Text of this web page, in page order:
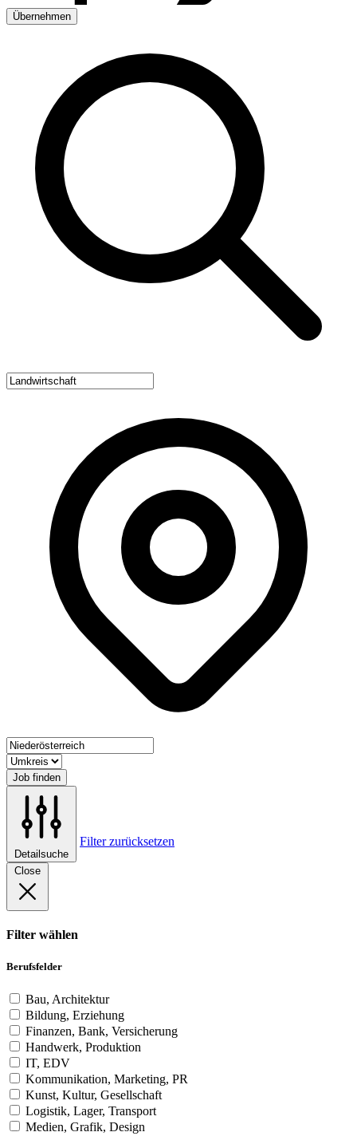
Übernehmen
Job finden
Detailsuche
Filter zurücksetzen
Close
Filter wählen
Berufsfelder
Bau, Architektur
Bildung, Erziehung
Finanzen, Bank, Versicherung
Handwerk, Produktion
IT, EDV
Kommunikation, Marketing, PR
Kunst, Kultur, Gesellschaft
Logistik, Lager, Transport
Medien, Grafik, Design